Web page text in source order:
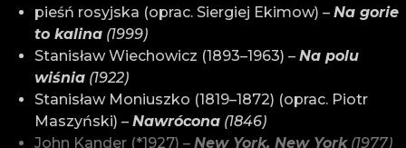
pieśń rosyjska (oprac. Siergiej Ekimow) –Na gorie
to kalina (1999)
Stanisław Wiechowicz (1893–1963) –Na polu
wiśnia (1922)
Stanisław Moniuszko (1819–1872) (oprac. Piotr
Maszyński) –Nawrócona (1846)
John Kander (*1927) –New York, New York(1977)